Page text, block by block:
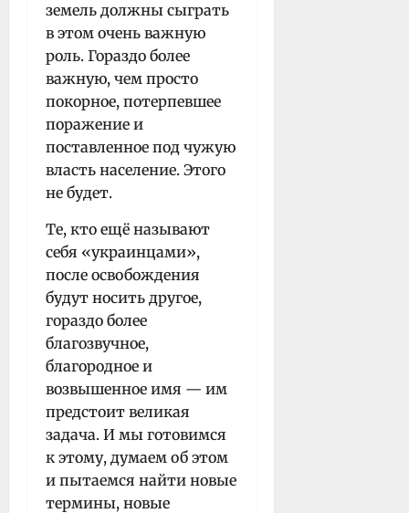
земель должны сыграть
в этом очень важную
роль. Гораздо более
важную, чем просто
покорное, потерпевшее
поражение и
поставленное под чужую
власть население. Этого
не будет.
Те, кто ещё называют
себя «украинцами»,
после освобождения
будут носить другое,
гораздо более
благозвучное,
благородное и
возвышенное имя — им
предстоит великая
задача. И мы готовимся
к этому, думаем об этом
и пытаемся найти новые
термины, новые